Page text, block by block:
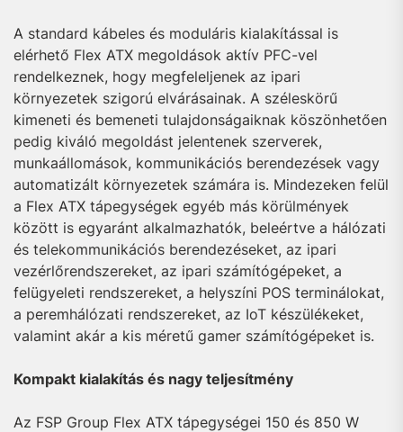
A standard kábeles és moduláris kialakítással is
elérhető Flex ATX megoldások aktív PFC-vel
rendelkeznek, hogy megfeleljenek az ipari
környezetek szigorú elvárásainak. A széleskörű
kimeneti és bemeneti tulajdonságaiknak köszönhetően
pedig kiváló megoldást jelentenek szerverek,
munkaállomások, kommunikációs berendezések vagy
automatizált környezetek számára is. Mindezeken felül
a Flex ATX tápegységek egyéb más körülmények
között is egyaránt alkalmazhatók, beleértve a hálózati
és telekommunikációs berendezéseket, az ipari
vezérlőrendszereket, az ipari számítógépeket, a
felügyeleti rendszereket, a helyszíni POS terminálokat,
a peremhálózati rendszereket, az IoT készülékeket,
valamint akár a kis méretű gamer számítógépeket is.
Kompakt kialakítás és nagy teljesítmény
Az FSP Group Flex ATX tápegységei 150 és 850 W